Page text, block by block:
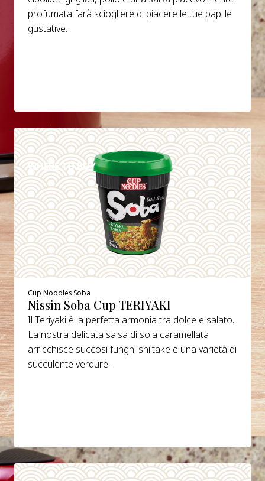
profumata farà sciogliere di piacere le tue papille
gustative.
WHERE TO BUY
DETAILS
Cup Noodles Soba
Nissin Soba Cup TERIYAKI
Il Teriyaki è la perfetta armonia tra dolce e salato.
La nostra delicata salsa di soia caramellata
arricchisce succosi funghi shiitake e una varietà di
succulente verdure.
DETAILS